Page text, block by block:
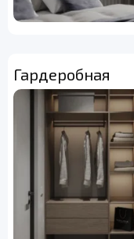
Гардеробная